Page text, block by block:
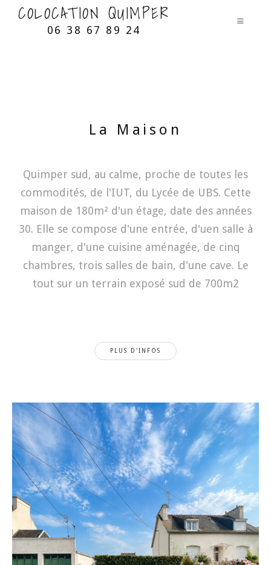
COLOCATION QUIMPER
06 38 67 89 24
La Maison
Quimper sud, au calme, proche de toutes les
commodités, de l'IUT, du Lycée de UBS. Cette
maison de 180m² d'un étage, date des années
30. Elle se compose d'une entrée, d'uen salle à
manger, d'une cuisine aménagée, de cinq
chambres, trois salles de bain, d'une cave. Le
tout sur un terrain exposé sud de 700m2
PLUS D'INFOS